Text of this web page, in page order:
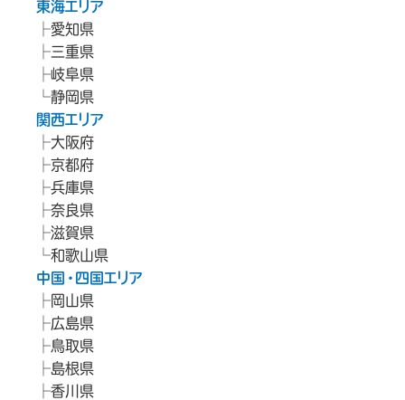
東海エリア
愛知県
三重県
岐阜県
静岡県
関西エリア
大阪府
京都府
兵庫県
奈良県
滋賀県
和歌山県
中国・四国エリア
岡山県
広島県
鳥取県
島根県
香川県